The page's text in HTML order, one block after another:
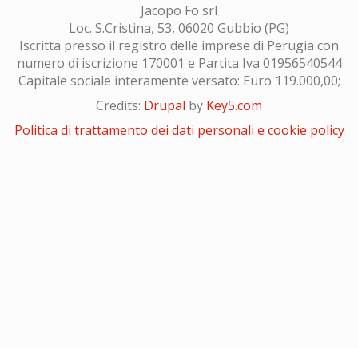
Jacopo Fo srl
Loc. S.Cristina, 53, 06020 Gubbio (PG)
Iscritta presso il registro delle imprese di Perugia con
numero di iscrizione 170001 e Partita Iva 01956540544
Capitale sociale interamente versato: Euro 119.000,00;
Credits: Drupal by Key5.com
Politica di trattamento dei dati personali e cookie policy